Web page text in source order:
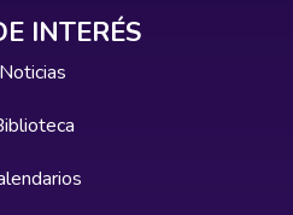
INTERÉS
Noticias